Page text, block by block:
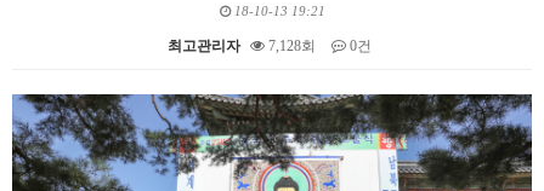
18-10-13 19:21
최고관리자 7,128회 0건
본문